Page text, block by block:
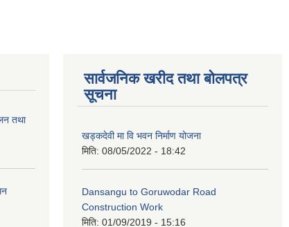
तथा
सार्वजनिक खरीद तथा बोलपत्र
सूचना
खड्कदेवी मा वि भवन निर्माण योजना
मिति: 08/05/2022 - 18:42
Dansangu to Goruwodar Road
Construction Work
मिति: 01/09/2019 - 15:16